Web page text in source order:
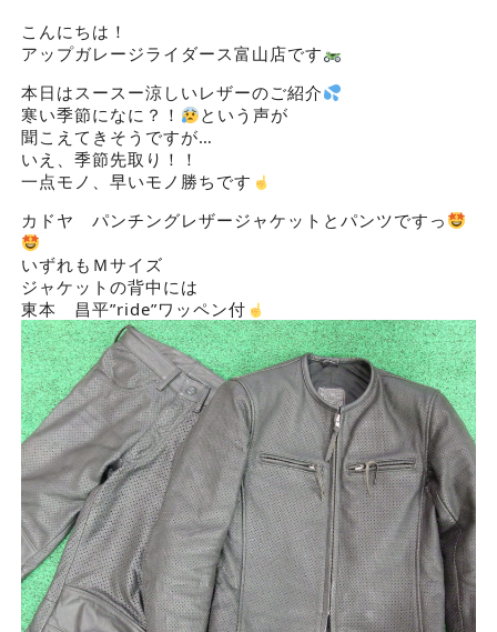
こんにちは！
アップガレージライダース富山店です
本日はスースー涼しいレザーのご紹介
寒い季節になに？！
という声が
聞こえてきそうですが…
いえ、季節先取り！！
一点モノ、早いモノ勝ちです
カドヤ パンチングレザージャケットとパンツですっ
いずれもＭサイズ
ジャケットの背中には
東本 昌平”ride”ワッペン付